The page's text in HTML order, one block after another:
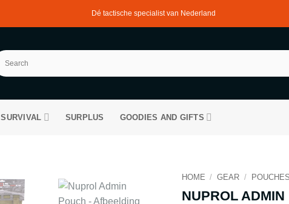
Dé tactische specialist van Nederland
SURVIVAL SURPLUS GOODIES AND GIFTS
HOME / GEAR /
NUPROL ADMIN